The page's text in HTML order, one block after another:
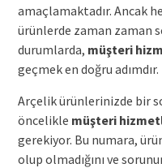
amaçlamaktadır. Ancak
ürünlerde zaman zaman
durumlarda, müşteri
geçmek en doğru adımdır.
Arçelik ürünlerinizde bir
öncelikle müşteri
gerekiyor. Bu numara,
olup olmadığını ve